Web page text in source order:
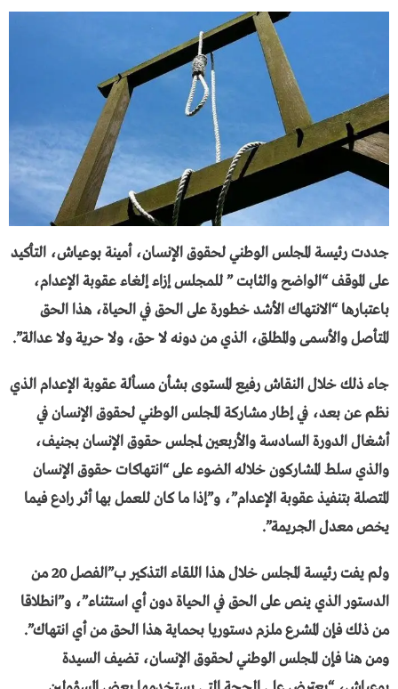
جددت رئيسة المجلس الوطني لحقوق الإنسان، أمينة بوعياش، التأكيد
على الموقف “الواضح والثابت ” للمجلس إزاء إلغاء عقوبة الإعدام،
باعتبارها “الانتهاك الأشد خطورة على الحق في الحياة، هذا الحق
المتأصل والأسمى والمطلق، الذي من دونه لا حق، ولا حرية ولا عدالة”.
جاء ذلك خلال النقاش رفيع المستوى بشأن مسألة عقوبة الإعدام الذي
نظم عن بعد، في إطار مشاركة المجلس الوطني لحقوق الإنسان في
أشغال الدورة السادسة والأربعين لمجلس حقوق الإنسان بجنيف،
والذي سلط المشاركون خلاله الضوء على “انتهاكات حقوق الإنسان
المتصلة بتنفيذ عقوبة الإعدام”، و”إذا ما كان للعمل بها أثر رادع فيما
يخص معدل الجريمة”.
ولم يفت رئيسة المجلس خلال هذا اللقاء التذكير ب”الفصل 20 من
الدستور الذي ينص على الحق في الحياة دون أي استثناء”، و”انطلاقا
من ذلك فإن المشرع ملزم دستوريا بحماية هذا الحق من أي انتهاك”.
ومن هنا فإن المجلس الوطني لحقوق الإنسان، تضيف السيدة